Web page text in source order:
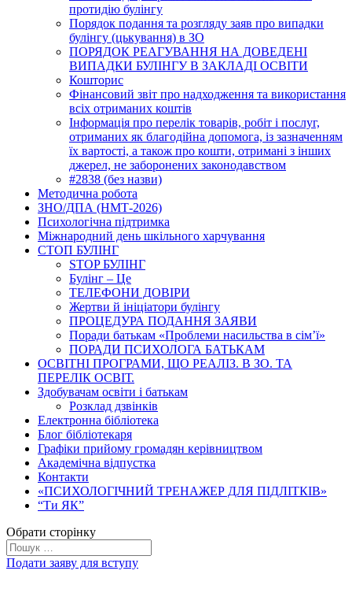
протидію булінгу
Порядок подання та розгляду заяв про випадки
булінгу (цькування) в ЗО
ПОРЯДОК РЕАГУВАННЯ НА ДОВЕДЕНІ
ВИПАДКИ БУЛІНГУ В ЗАКЛАДІ ОСВІТИ
Кошторис
Фінансовий звіт про надходження та використання
всіх отриманих коштів
Інформація про перелік товарів, робіт і послуг,
отриманих як благодійна допомога, із зазначенням
їх вартості, а також про кошти, отримані з інших
джерел, не заборонених законодавством
#2838 (без назви)
Методична робота
ЗНО/ДПА (НМТ-2026)
Психологічна підтримка
Міжнародний день шкільного харчування
СТОП БУЛІНГ
STOP БУЛІНГ
Булінг – Це
ТЕЛЕФОНИ ДОВІРИ
Жертви й ініціатори булінгу
ПРОЦЕДУРА ПОДАННЯ ЗАЯВИ
Поради батькам «Проблеми насильства в сім’ї»
ПОРАДИ ПСИХОЛОГА БАТЬКАМ
ОСВІТНІ ПРОГРАМИ, ЩО РЕАЛІЗ. В ЗО. ТА
ПЕРЕЛІК ОСВІТ.
Здобувачам освіти і батькам
Розклад дзвінків
Електронна бібліотека
Блог бібліотекаря
Графіки прийому громадян керівництвом
Академічна відпустка
Контакти
«ПСИХОЛОГІЧНИЙ ТРЕНАЖЕР ДЛЯ ПІДЛІТКІВ»
“Ти ЯК”
Обрати сторінку
Подати заяву для вступу